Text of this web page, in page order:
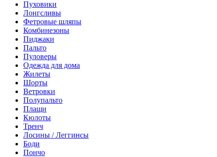
Пуховики
Лонгсливы
Фетровые шляпы
Комбинезоны
Пиджаки
Пальто
Пуловеры
Одежда для дома
Жилеты
Шорты
Ветровки
Полупальто
Плащи
Кюлоты
Тренч
Лосины / Леггинсы
Боди
Пончо